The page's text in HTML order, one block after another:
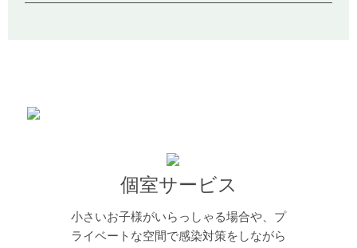
個室サービス
小さいお子様がいらっしゃる場合や、プ
ライベートな空間で感染対策をしながら